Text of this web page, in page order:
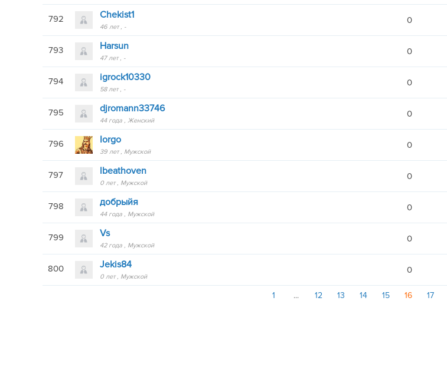
792 Chekist1
46 лет -
0
793 Harsun
47 лет -
0
794 igrock10330
58 лет -
0
795 djromann33746
44 года Женский
0
796 Iorgo
39 лет Мужской
0
797 lbeathoven
0 лет Мужской
0
798 добрыйя
44 года Мужской
0
799 Vs
42 года Мужской
0
800 Jekis84
0 лет Мужской
0
1 12 13 14 15 16 17